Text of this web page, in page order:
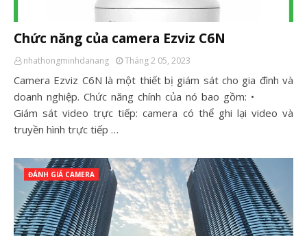
Chức năng của camera Ezviz C6N
nhathongminhdanang Tháng 2 05, 2023
Camera Ezviz C6N là một thiết bị giám sát cho gia đình và
doanh nghiệp. Chức năng chính của nó bao gồm: •
Giám sát video trực tiếp: camera có thể ghi lại video và
truyền hình trực tiếp …
ĐÁNH GIÁ CAMERA